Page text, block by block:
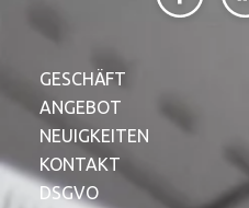
GESCHÄFT
ANGEBOT
NEUIGKEITEN
KONTAKT
DSGVO